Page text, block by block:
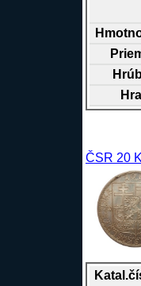
ČSR 20